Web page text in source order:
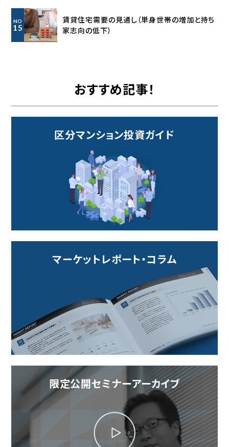
NO
15
賃貸住宅需要の見通し（単身世帯の増加と持ち
家志向の低下）
おすすめ記事！
区分マンション投資ガイド
マーケットレポート・コラム
限定公開セミナーアーカイブ